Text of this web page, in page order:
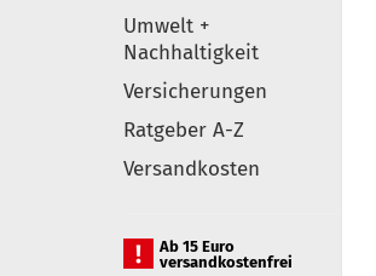
Umwelt +
Nachhaltigkeit
Versicherungen
Ratgeber A-Z
Versandkosten
Ab 15 Euro
versandkostenfrei